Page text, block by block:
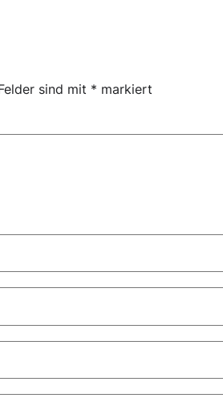
sind mit * markiert